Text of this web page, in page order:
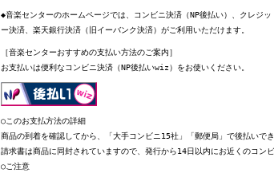
◆音楽センターのホームページでは、コンビニ決済（NP後払い）、クレジ
ー決済、楽天銀行決済（旧イーバンク決済）がご利用いただけます。
［音楽センターおすすめの支払い方法のご案内］
お支払いは便利なコンビニ決済（NP後払いwiz）をお使いください。
○このお支払方法の詳細
商品の到着を確認してから、「大手コンビニ15社」「郵便局」で後払いで
請求書は商品に同封されていますので、発行から14日以内にお近くのコン
○ご注意